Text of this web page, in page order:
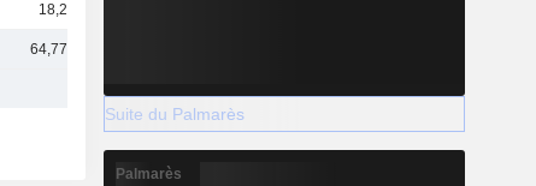
18,2 Md
64,77 Md
Suite du Palmarès
Palmarès